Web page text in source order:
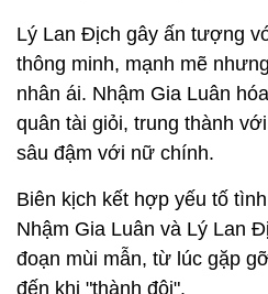
Lý Lan Địch gây ấn tượng
thông minh, mạnh mẽ
nhân ái. Nhậm Gia Luân
quân tài giỏi, trung thành
sâu đậm với nữ chính.
Biên kịch kết hợp yếu tố
Nhậm Gia Luân và Lý Lan
đoạn mùi mẫn, từ lúc gặp
đến khi "thành đôi".